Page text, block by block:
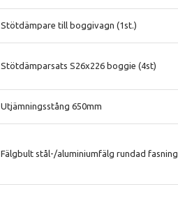
Stötdämpare till boggivagn (1st.)
Stötdämparsats S26x226 boggie (4st)
Utjämningsstång 650mm
Fälgbult stål-/aluminiumfälg rundad fasning